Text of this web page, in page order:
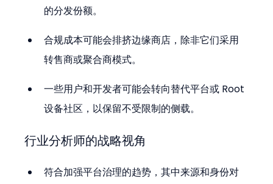
的分发份额。
合规成本可能会排挤边缘商店，除非它们采用
转售商或聚合商模式。
一些用户和开发者可能会转向替代平台或 Root
设备社区，以保留不受限制的侧载。
行业分析师的战略视角
符合加强平台治理的趋势，其中来源和身份对